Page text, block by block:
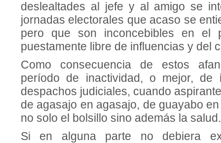
deslealtades al jefe y al amigo se
jornadas electora­les que acaso se
pero que son inconce­bibles en el
puestamente libre de influencias y del
Como consecuencia de estos
período de inactividad, o mejor, de
despachos judi­ciales, cuando
de agasajo en aga­sajo, de guayabo
no solo el bolsillo sino además la salud.
Si en alguna parte no debiera